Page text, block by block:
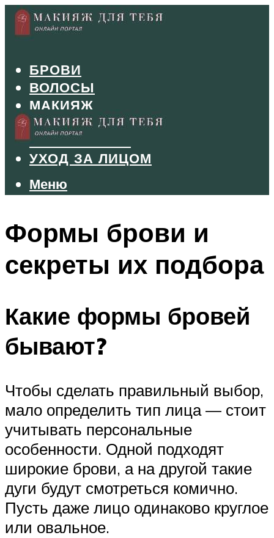
БРОВИ
ВОЛОСЫ
МАКИЯЖ
МАНИКЮР
ТУШЬ И ТЕНИ
УХОД ЗА ЛИЦОМ
Меню
Меню
Формы брови и
секреты их подбора
Какие формы бровей
бывают?
Чтобы сделать правильный выбор,
мало определить тип лица — стоит
учитывать персональные
особенности. Одной подходят
широкие брови, а на другой такие
дуги будут смотреться комично.
Пусть даже лицо одинаково круглое
или овальное.